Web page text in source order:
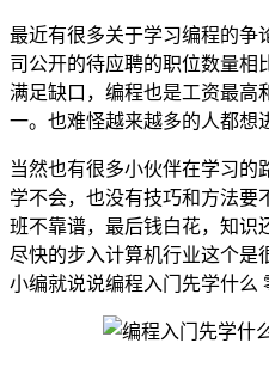
最近有很多关于学习编程的争
司公开的待应聘的职位数量相
满足缺口，编程也是工资最高
一。也难怪越来越多的人都想
当然也有很多小伙伴在学习的
学不会，也没有技巧和方法要
班不靠谱，最后钱白花，知识
尽快的步入计算机行业这个是
小编就说说编程入门先学什么